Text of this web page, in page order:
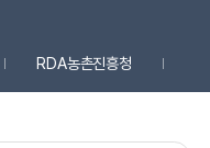
RDA농촌진흥청